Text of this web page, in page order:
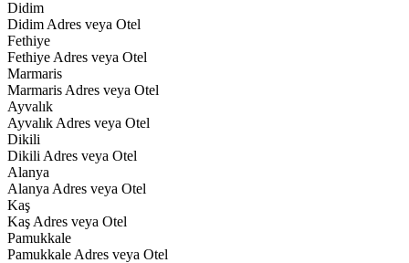
Didim
Didim Adres veya Otel
Fethiye
Fethiye Adres veya Otel
Marmaris
Marmaris Adres veya Otel
Ayvalık
Ayvalık Adres veya Otel
Dikili
Dikili Adres veya Otel
Alanya
Alanya Adres veya Otel
Kaş
Kaş Adres veya Otel
Pamukkale
Pamukkale Adres veya Otel